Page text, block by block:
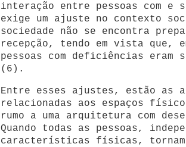
interação entre pessoas com e
exige um ajuste no contexto
sociedade não se encontra
recepção, tendo em vista que,
pessoas com deficiências eram
(6).
Entre esses ajustes, estão as
relacionadas aos espaços
rumo a uma arquitetura com
Quando todas as pessoas,
características físicas,